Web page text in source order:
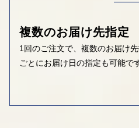
複数のお届け先指定
1回のご注文で、複数のお届け
ごとにお届け日の指定も可能で